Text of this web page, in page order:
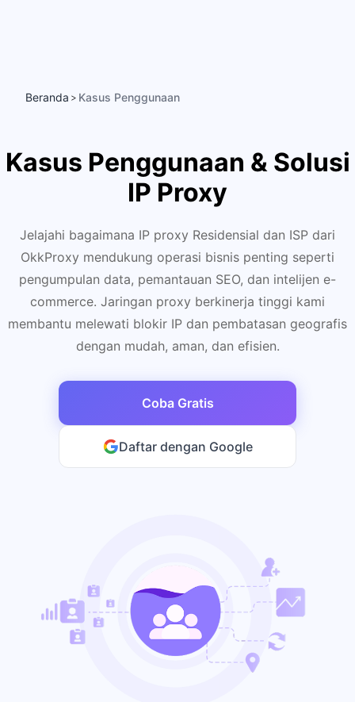
Beranda > Kasus Penggunaan
Kasus Penggunaan & Solusi
IP Proxy
Jelajahi bagaimana IP proxy Residensial dan ISP dari
OkkProxy mendukung operasi bisnis penting seperti
pengumpulan data, pemantauan SEO, dan intelijen e-
commerce. Jaringan proxy berkinerja tinggi kami
membantu melewati blokir IP dan pembatasan geografis
dengan mudah, aman, dan efisien.
Coba Gratis
Daftar dengan Google